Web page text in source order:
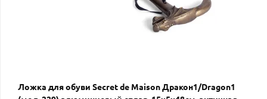
Ложка для обуви Secret de Maison Дракон1/Dragon1